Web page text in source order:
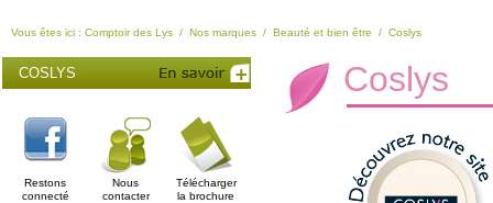
Vous êtes ici : Comptoir des Lys / Nos marques / Beauté et bien être / Coslys
Coslys
COSLYS
Restons
connecté
Nous
contacter
Télécharger
la brochure